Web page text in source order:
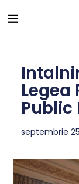
Public
septembrie